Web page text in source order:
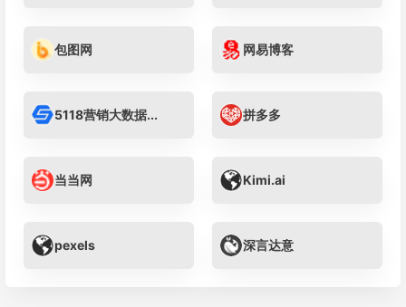
包图网 网易博客
5118营销大数据... 拼多多
当当网 Kimi.ai
pexels 深言达意